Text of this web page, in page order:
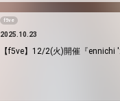
f5ve
2025.10.23
【f5ve】12/2(火)開催『ennichi